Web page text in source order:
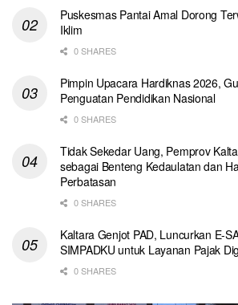
Puskesmas Pantai Amal Dorong
Iklim
0 SHARES
Pimpin Upacara Hardiknas 2026,
Penguatan Pendidikan Nasional
0 SHARES
Tidak Sekedar Uang, Pemprov
sebagai Benteng Kedaulatan dan
Perbatasan
0 SHARES
Kaltara Genjot PAD, Luncurkan E-
SIMPADKU untuk Layanan Pajak
0 SHARES